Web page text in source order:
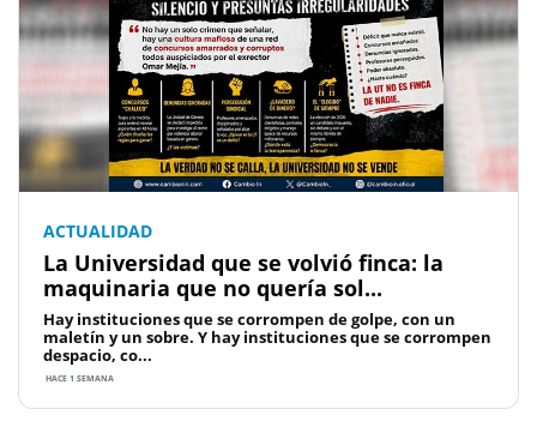
ACTUALIDAD
La Universidad que se volvió finca: la
maquinaria que no quería sol...
Hay instituciones que se corrompen de golpe, con un
maletín y un sobre. Y hay instituciones que se corrompen
despacio, co...
HACE 1 SEMANA